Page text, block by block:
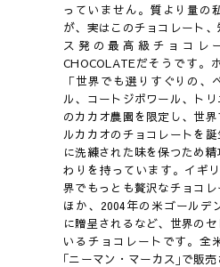
っていません。質より量の
が、実はこのチョコレート
ス発の最高級チョコレ
CHOCOLATEだそうです。
「世界でも選りすぐりの、
ル、コートジボワール、ト
のカカオ農園を限定し、世
ルカカオのチョコレートを
に洗練された味を保つため
わりを持っています。イギ
界でもっとも贅沢なチョコ
ほか、2004年の米ゴールデ
に贈呈されるなど、世界の
いるチョコレートです。全
｢ニーマン・マーカス｣で販